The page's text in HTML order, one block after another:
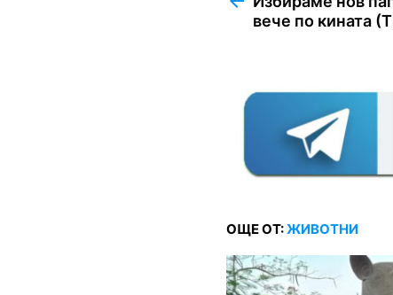
вече по кината
ОЩЕ ОТ:ЖИВОТНИ